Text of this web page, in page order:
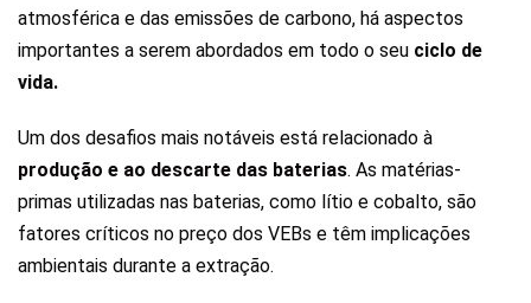
atmosférica e das emissões de carbono, há aspectos
importantes a serem abordados em todo o seu ciclo de
vida.
Um dos desafios mais notáveis está relacionado à
produção e ao descarte das baterias. As matérias-
primas utilizadas nas baterias, como lítio e cobalto, são
fatores críticos no preço dos VEBs e têm implicações
ambientais durante a extração.